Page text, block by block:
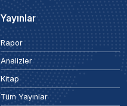
Yayınlar
Rapor
Analizler
Kitap
Tüm Yayınlar